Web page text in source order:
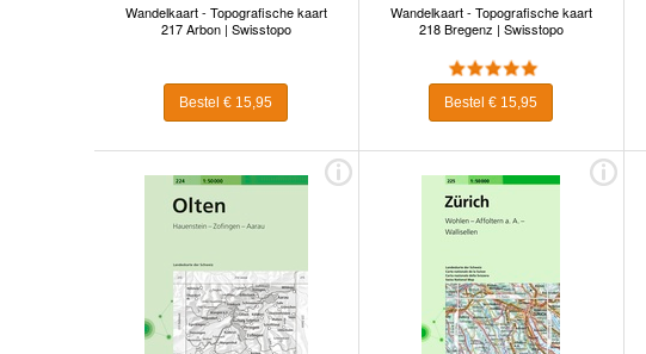
Wandelkaart - Topografische kaart
217 Arbon | Swisstopo
Bestel € 15,95
Wandelkaart - Topografische kaart
218 Bregenz | Swisstopo
Bestel € 15,95